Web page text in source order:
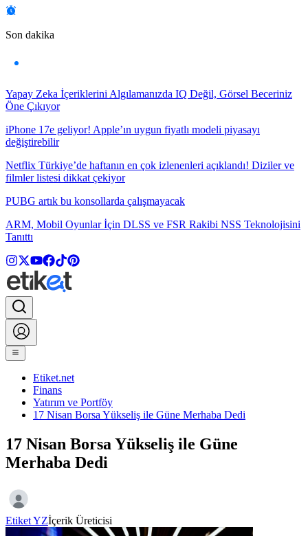
Son dakika
Yapay Zeka İçeriklerini Algılamanızda IQ Değil, Görsel Beceriniz
Öne Çıkıyor
iPhone 17e geliyor! Apple’ın uygun fiyatlı modeli piyasayı
değiştirebilir
Netflix Türkiye’de haftanın en çok izlenenleri açıklandı! Diziler ve
filmler listesi dikkat çekiyor
PUBG artık bu konsollarda çalışmayacak
ARM, Mobil Oyunlar İçin DLSS ve FSR Rakibi NSS Teknolojisini
Tanıttı
Etiket.net
Finans
Yatırım ve Portföy
17 Nisan Borsa Yükseliş ile Güne Merhaba Dedi
17 Nisan Borsa Yükseliş ile Güne
Merhaba Dedi
Etiket YZİçerik Üreticisi